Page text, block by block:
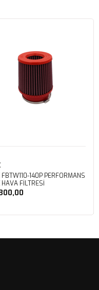
FBTW110-140P PERFORMANS
HAVA FİLTRESİ